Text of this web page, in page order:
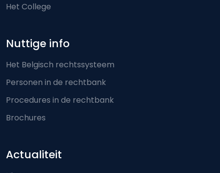
Het College
Nuttige info
Het Belgisch rechtssysteem
Personen in de rechtbank
Procedures in de rechtbank
Brochures
Actualiteit